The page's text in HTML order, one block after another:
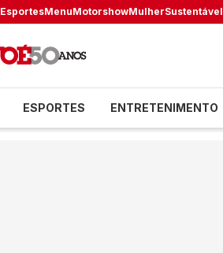
EsportesMenuMotorshowMulherSustentável
ESPORTES ENTRETENIMENTO